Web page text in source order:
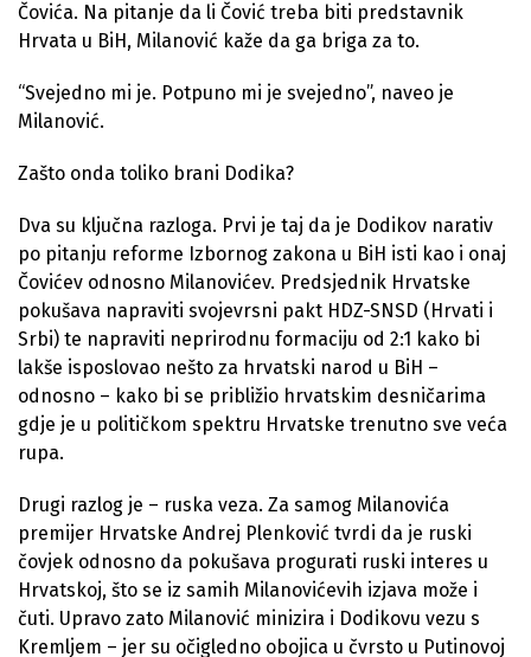
Čovića. Na pitanje da li Čović treba biti predstavnik
Hrvata u BiH, Milanović kaže da ga briga za to.
“Svejedno mi je. Potpuno mi je svejedno”, naveo je
Milanović.
Zašto onda toliko brani Dodika?
Dva su ključna razloga. Prvi je taj da je Dodikov narativ
po pitanju reforme Izbornog zakona u BiH isti kao i onaj
Čovićev odnosno Milanovićev. Predsjednik Hrvatske
pokušava napraviti svojevrsni pakt HDZ-SNSD (Hrvati i
Srbi) te napraviti neprirodnu formaciju od 2:1 kako bi
lakše isposlovao nešto za hrvatski narod u BiH –
odnosno – kako bi se približio hrvatskim desničarima
gdje je u političkom spektru Hrvatske trenutno sve veća
rupa.
Drugi razlog je – ruska veza. Za samog Milanovića
premijer Hrvatske Andrej Plenković tvrdi da je ruski
čovjek odnosno da pokušava progurati ruski interes u
Hrvatskoj, što se iz samih Milanovićevih izjava može i
čuti. Upravo zato Milanović minizira i Dodikovu vezu s
Kremljem – jer su očigledno obojica u čvrsto u Putinovoj